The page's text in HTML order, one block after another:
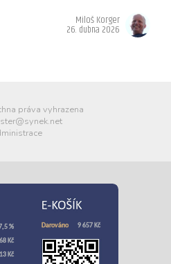
Miloš Korger
26. dubna 2026
práva vyhrazena